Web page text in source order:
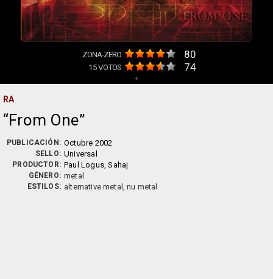
ZONA-ZERO 80
15VOTOS 74
+
RA
From One
PUBLICACIÓN: Octubre 2002
SELLO: Universal
PRODUCTOR: Paul Logus,Sahaj
GÉNERO: metal
ESTILOS: alternative metal, nu metal